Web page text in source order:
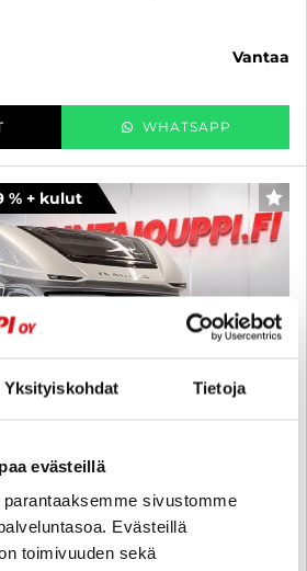
Yksityiskohdat Tietoja
evästeillä
sivustomme
Evästeillä
toimivuuden sekä
vantaa
WHATSAPP
% + kulut
670 SC